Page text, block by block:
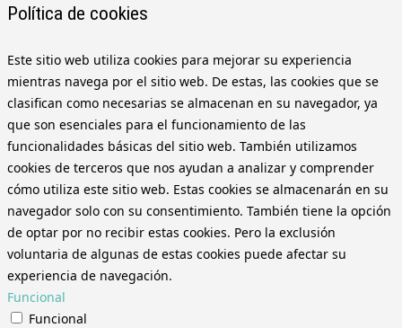
Política de cookies
Este sitio web utiliza cookies para mejorar su experiencia
mientras navega por el sitio web. De estas, las cookies que se
clasifican como necesarias se almacenan en su navegador, ya
que son esenciales para el funcionamiento de las
funcionalidades básicas del sitio web. También utilizamos
cookies de terceros que nos ayudan a analizar y comprender
cómo utiliza este sitio web. Estas cookies se almacenarán en su
navegador solo con su consentimiento. También tiene la opción
de optar por no recibir estas cookies. Pero la exclusión
voluntaria de algunas de estas cookies puede afectar su
experiencia de navegación.
Funcional
Funcional